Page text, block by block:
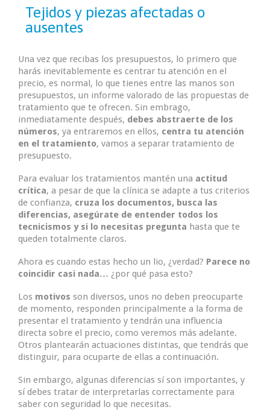
Tejidos y piezas afectadas o
ausentes
Una vez que recibas los presupuestos, lo primero que
harás inevitablemente es centrar tu atención en el
precio, es normal, lo que tienes entre las manos son
presupuestos, un informe valorado de las propuestas de
tratamiento que te ofrecen. Sin embrago,
inmediatamente después, debes abstraerte de los
números, ya entraremos en ellos, centra tu atención
en el tratamiento, vamos a separar tratamiento de
presupuesto.
Para evaluar los tratamientos mantén una actitud
crítica, a pesar de que la clínica se adapte a tus criterios
de confianza, cruza los documentos, busca las
diferencias, asegúrate de entender todos los
tecnicismos y si lo necesitas pregunta hasta que te
queden totalmente claros.
Ahora es cuando estas hecho un lio, ¿verdad? Parece no
coincidir casi nada… ¿por qué pasa esto?
Los motivos son diversos, unos no deben preocuparte
de momento, responden principalmente a la forma de
presentar el tratamiento y tendrán una influencia
directa sobre el precio, como veremos más adelante.
Otros plantearán actuaciones distintas, que tendrás que
distinguir, para ocuparte de ellas a continuación.
Sin embargo, algunas diferencias sí son importantes, y
sí debes tratar de interpretarlas correctamente para
saber con seguridad lo que necesitas.